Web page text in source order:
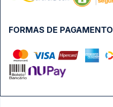
FORMAS DE PAGAMENTO